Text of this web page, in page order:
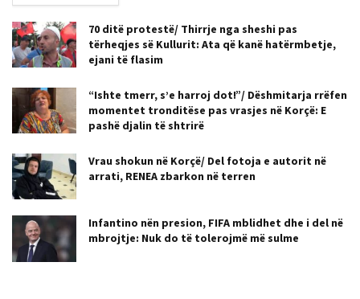
70 ditë protestë/ Thirrje nga sheshi pas
tërheqjes së Kullurit: Ata që kanë hatërmbetje,
ejani të flasim
“Ishte tmerr, s’e harroj dot!”/ Dëshmitarja rrëfen
momentet tronditëse pas vrasjes në Korçë: E
pashë djalin të shtrirë
Vrau shokun në Korçë/ Del fotoja e autorit në
arrati, RENEA zbarkon në terren
Infantino nën presion, FIFA mblidhet dhe i del në
mbrojtje: Nuk do të tolerojmë më sulme